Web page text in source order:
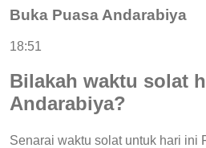
Buka Puasa Andarabiya
18:51
Bilakah waktu solat
Andarabiya?
Senarai waktu solat untuk hari ini